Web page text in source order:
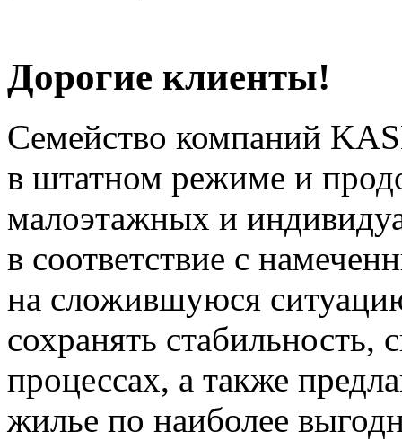
Дорогие клиенты!
Семейство компаний
в штатном режиме и
малоэтажных и
в соответствие с
на сложившуюся
сохранять стабильность,
процессах, а также
жилье по наиболее